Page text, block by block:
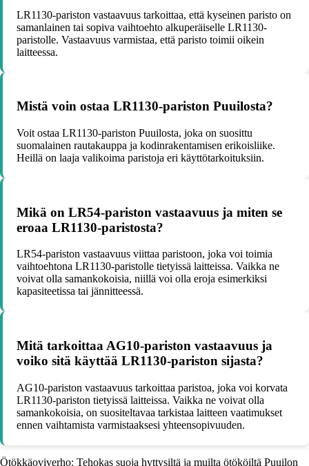
LR1130-pariston vastaavuus tarkoittaa, että kyseinen paristo on
samanlainen tai sopiva vaihtoehto alkuperäiselle LR1130-
paristolle. Vastaavuus varmistaa, että paristo toimii oikein
laitteessa.
Mistä voin ostaa LR1130-pariston Puuilosta?
Voit ostaa LR1130-pariston Puuilosta, joka on suosittu
suomalainen rautakauppa ja kodinrakentamisen erikoisliike.
Heillä on laaja valikoima paristoja eri käyttötarkoituksiin.
Mikä on LR54-pariston vastaavuus ja miten se
eroaa LR1130-paristosta?
LR54-pariston vastaavuus viittaa paristoon, joka voi toimia
vaihtoehtona LR1130-paristolle tietyissä laitteissa. Vaikka ne
voivat olla samankokoisia, niillä voi olla eroja esimerkiksi
kapasiteetissa tai jännitteessä.
Mitä tarkoittaa AG10-pariston vastaavuus ja
voiko sitä käyttää LR1130-pariston sijasta?
AG10-pariston vastaavuus tarkoittaa paristoa, joka voi korvata
LR1130-pariston tietyissä laitteissa. Vaikka ne voivat olla
samankokoisia, on suositeltavaa tarkistaa laitteen vaatimukset
ennen vaihtamista varmistaaksesi yhteensopivuuden.
Ötökkäoviverho: Tehokas suoja hyttysiltä ja muilta ötököiltä Puuilon